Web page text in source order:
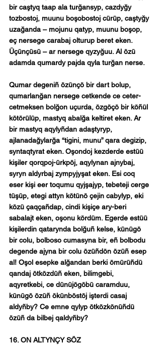
bir caştyq taap ala turğansyp, cazdyğy
tozbostoj, muunu boşobostoj cürüp, caştyğy
uzağanda – mojunu qatyp, muunu boşop,
eç nersege carabaj olturup beret eken.
Üçünçüsü – ar nersege qyzyğuu. Al özü
adamda qumardy pajda qyla turğan nerse.
Qumar degeniñ özünçö bir dart bolup,
qumarlanğan nersege cetkende ce ceter-
cetmeksen bolğon uçurda, özgöçö bir köñül
kötörülüp, mastyq abalğa keltiret eken. Ar
bir mastyq aqylyñdan adaştyryp,
ajlanadağylarğa “tigini, munu” qara degizip,
syntaqtyrat eken. Oşondoj kezderde estüü
kişiler qorqpoj-ürkpöj, aqylynan ajnybaj,
syryn aldyrbaj zympyjyşat eken. Esi coq
eser kişi eer toqumu qyjşajyp, tebeteji cerge
tüşüp, etegi attyn kötünö çejin cabylyp, eki
közü çaqçañdap, cindi kişiçe ary-beri
sabalajt eken, oşonu kördüm. Egerde estüü
kişilerdin qatarynda bolğuñ kelse, künügö
bir colu, bolboso cumasyna bir, eñ bolbodu
degende ajyna bir colu özüñdön özüñ esep
al! Oşol esepke alğandan berki ömürüñdü
qandaj ötközdüñ eken, bilimgebi,
aqyretkebi, ce dünüjögöbü caramduu,
künügö özüñ ökünböstöj işterdi casaj
aldyñby? Ce emne qylyp ötközkönüñdü
özüñ da bilbej qaldyñby?
16. ON ALTYNÇY SÖZ